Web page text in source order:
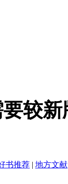
较
书推荐 | 地方文献